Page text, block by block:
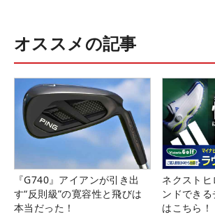
オススメの記事
『G740』アイアンが引き出
す“反則級”の寛容性と飛びは
本当だった！
ネクスト
ンドできる
はこちら！